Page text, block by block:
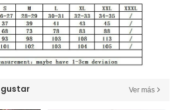
gustar Ver más